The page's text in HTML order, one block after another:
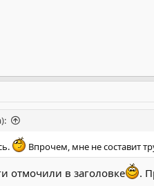
Впрочем, мне не составит
отмочили в заголовке .